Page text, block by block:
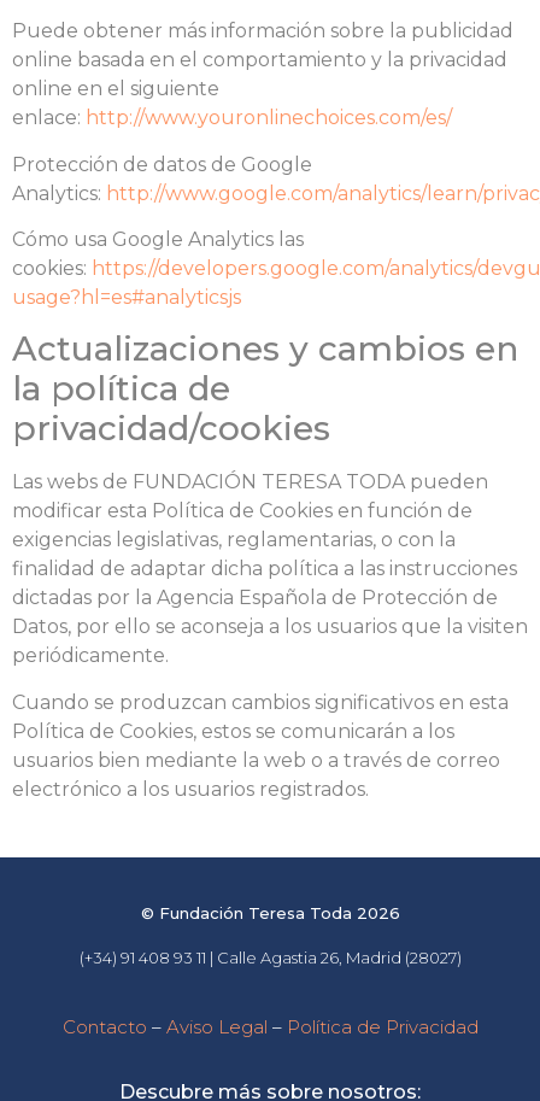
Puede obtener más información sobre la publicidad
online basada en el comportamiento y la privacidad
online en el siguiente
enlace: http://www.youronlinechoices.com/es/
Protección de datos de Google
Analytics: http://www.google.com/analytics/learn/
Cómo usa Google Analytics las
cookies: https://developers.google.com/analytics/
usage?hl=es#analyticsjs
Actualizaciones y cambios en
la política de
privacidad/cookies
Las webs de FUNDACIÓN TERESA TODA pueden
modificar esta Política de Cookies en función de
exigencias legislativas, reglamentarias, o con la
finalidad de adaptar dicha política a las instrucciones
dictadas por la Agencia Española de Protección de
Datos, por ello se aconseja a los usuarios que la visiten
periódicamente.
Cuando se produzcan cambios significativos en esta
Política de Cookies, estos se comunicarán a los
usuarios bien mediante la web o a través de correo
electrónico a los usuarios registrados.
© Fundación Teresa Toda 2026
(+34) 91 408 93 11 | Calle Agastia 26, Madrid (28027)
Contacto – Aviso Legal – Política de Privacidad
Descubre más sobre nosotros: